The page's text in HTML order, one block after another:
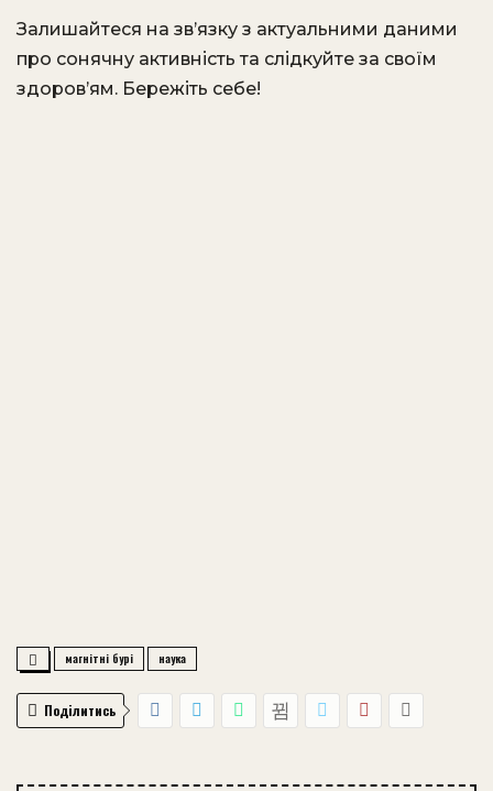
Залишайтеся на зв’язку з актуальними даними
про сонячну активність та слідкуйте за своїм
здоров’ям. Бережіть себе!
магнітні бурі наука
Поділитись